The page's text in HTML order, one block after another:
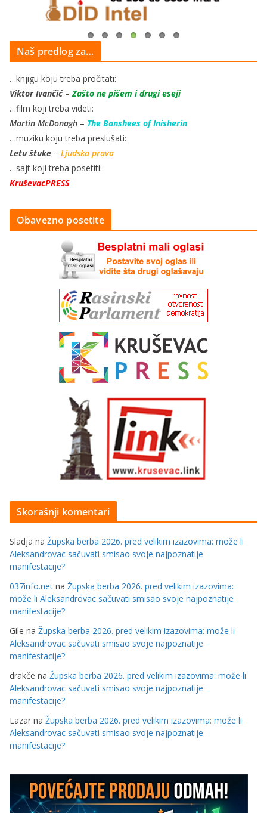
Naš predlog za…
…knjigu koju treba pročitati:
Viktor Ivančić–Zašto ne pišem i drugi eseji
…film koji treba videti:
Martin McDonagh – The Banshees of Inisherin
…muziku koju treba preslušati:
Letu štuke – Ljudska prava
…sajt koji treba posetiti:
KruševacPRESS
Obavezno posetite
Skorašnji komentari
Sladja na Župska berba 2026. pred velikim izazovima: može li
Aleksandrovac sačuvati smisao svoje najpoznatije
manifestacije?
037info.net na Župska berba 2026. pred velikim izazovima:
može li Aleksandrovac sačuvati smisao svoje najpoznatije
manifestacije?
Gile na Župska berba 2026. pred velikim izazovima: može li
Aleksandrovac sačuvati smisao svoje najpoznatije
manifestacije?
drakče na Župska berba 2026. pred velikim izazovima: može li
Aleksandrovac sačuvati smisao svoje najpoznatije
manifestacije?
Lazar na Župska berba 2026. pred velikim izazovima: može li
Aleksandrovac sačuvati smisao svoje najpoznatije
manifestacije?